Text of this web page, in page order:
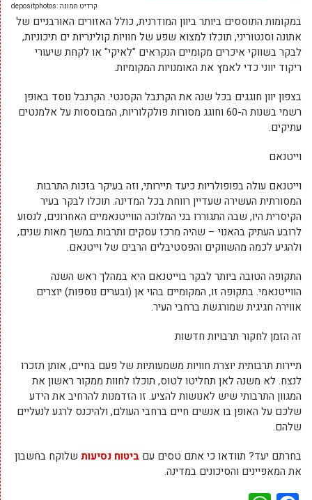
קרדיט תמונה :depositphotos
במקומות התוססים ביותר ביוון המודרנית, כולל האזורים האורבניים של
אתונה וסנטוריני, תוכלו למצוא שפע של חוויות קולינריות ים תיכוניות,
לבקר בשווקי איכרים מקומיים הנקראים "לאיקי" או לקחת שיעורי
ריקוד יווני כדי לאמץ את האומנויות המקומיות.
בצפון יוון חוגגים בכל שנה את הקרנבל הקסנטי. הקרנבל נוסד באופן
רשמי בשנות ה-60 וחוגג מסורות פולקלוריות, המבוססות על אלמנטים
עתיקים.
וייטנאם
וייטנאם עולה בפופולריות כיעד תיירותי, וזה בעיקר בזכות התרבות
המסורתית העשירה שעדיין רווחת בכל המדינה. תוכלו לבקר בעיר
הקיסרית היו, שבה התגוררו בני המלוכה הווייטנאמיים האחרונים, לנסוע
לרובע העתיק בהאנוי – שהיה מרכז עסקים ותרבות במשך מאות שנים,
ולהגיע לכמה מהשווקים והפסטיבלים הרבים של וייטנאם.
התקופה הטובה ביותר לבקר בוייטנאם היא במהלך ראש השנה
הווייטנאמי. בתקופה זו, המקומיים בהוי אן (ובערים נוספות) יוצרים
אווירה חגיגית שמורגשת ברחבי העיר.
זה הזמן לחקור תרבויות חדשות
תיירות תרבותית יוצרת חוויות משמעותיות של פעם בחיים, אותן תזכרו
לנצח. לא משנה לאן תחליטו לטוס, תוכלו לחוות ממקור ראשון את
המגוון התרבותי שיש לאנושות להציע. זו הזדמנות להרחיב את הידע
שלכם על האופן בו אנשים חיים ברחבי העולם, ולהיכנס לרגע לנעליים
שלהם.
בחרתם יעד? תוודאו כי אתם טסים עם ביטוח נסיעות שלוקח בחשבון
את המאפיינים והסיכונים במדינה.